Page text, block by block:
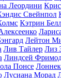
Леордини
Свейнпол
Кэтрин
Лейтон
Лив Тайлер Лиз
Линдсей
Понсе
Лусиана Морад